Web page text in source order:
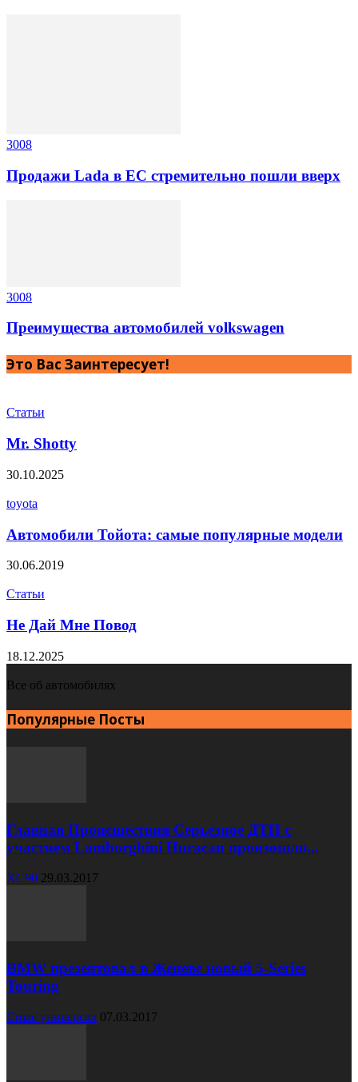
3008
Продажи Lada в ЕС стремительно пошли вверх
3008
Преимущества автомобилей volkswagen
Это Вас Заинтересует!
Статьи
Mr. Shotty
30.10.2025
toyota
Автомобили Тойота: самые популярные модели
30.06.2019
Статьи
Не Дай Мне Повод
18.12.2025
Все об автомобилях
Популярные Посты
Главная Происшествия Серьезное ДТП с
участием Lamborghini Huracan произошло...
XC90 29.03.2017
BMW презентовал в Женеве новый 5-Series
Touring
Cruze универсал 07.03.2017